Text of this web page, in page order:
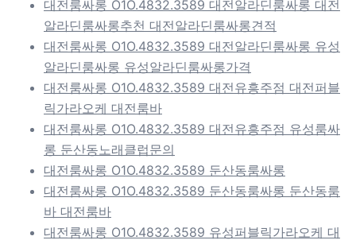
대전룸싸롱 O1O.4832.3589 대전알라딘룸싸롱 대전
알라딘룸싸롱추천 대전알라딘룸싸롱견적
대전룸싸롱 O1O.4832.3589 대전알라딘룸싸롱 유성
알라딘룸싸롱 유성알라딘룸싸롱가격
대전룸싸롱 O1O.4832.3589 대전유흥주점 대전퍼블
릭가라오케 대전룸바
대전룸싸롱 O1O.4832.3589 대전유흥주점 유성룸싸
롱 둔산동노래클럽문의
대전룸싸롱 O1O.4832.3589 둔산동룸싸롱
대전룸싸롱 O1O.4832.3589 둔산동룸싸롱 둔산동룸
바 대전룸바
대전룸싸롱 O1O.4832.3589 유성퍼블릭가라오케 대